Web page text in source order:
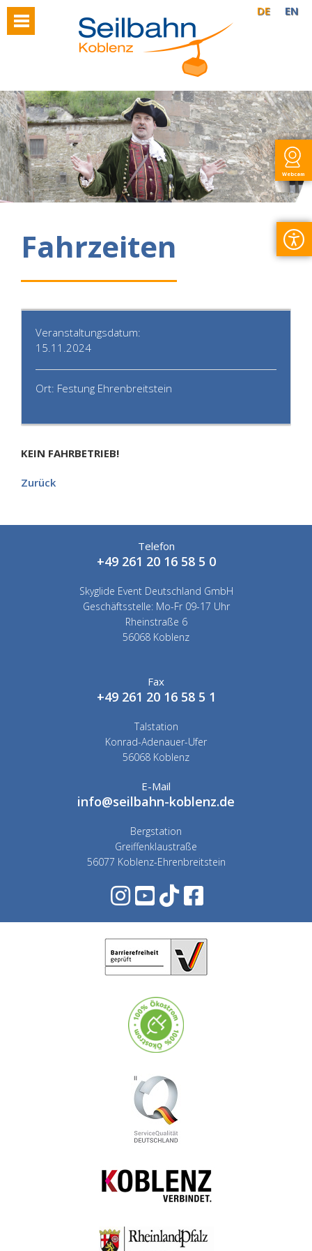
Webcam
DE EN
Fahrzeiten
Veranstaltungsdatum:
15.11.2024
Ort: Festung Ehrenbreitstein
KEIN FAHRBETRIEB!
Zurück
Telefon
+49 261 20 16 58 5 0
Skyglide Event Deutschland GmbH
Geschäftsstelle: Mo-Fr 09-17 Uhr
Rheinstraße 6
56068 Koblenz
Fax
+49 261 20 16 58 5 1
Talstation
Konrad-Adenauer-Ufer
56068 Koblenz
E-Mail
info@seilbahn-koblenz.de
Bergstation
Greiffenklaustraße
56077 Koblenz-Ehrenbreitstein